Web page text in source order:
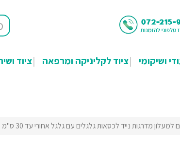
ושיקומי ציוד לקליניקה ומרפאה ציוד
מדרגות נייד לכסאות גלגלים עם גלגל אחורי עד 30 ס"מ